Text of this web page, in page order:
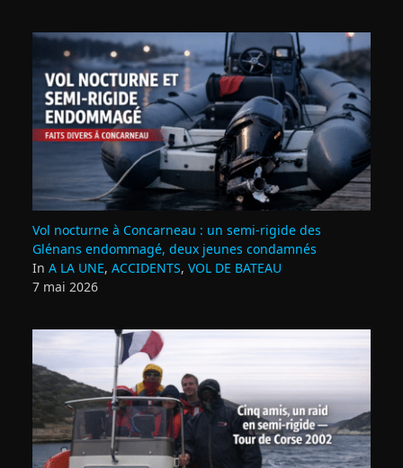
Vol nocturne à Concarneau : un semi‑rigide des
Glénans endommagé, deux jeunes condamnés
In A LA UNE, ACCIDENTS, VOL DE BATEAU
7 mai 2026